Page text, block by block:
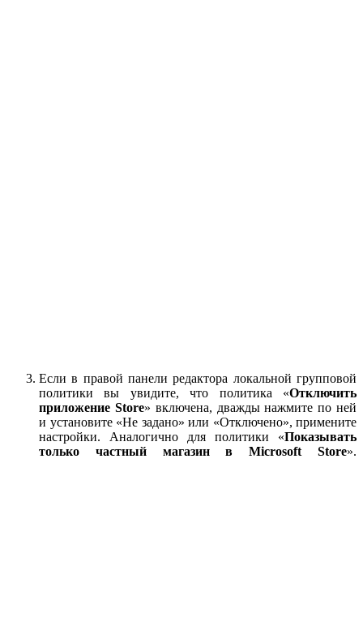
Если в правой панели редактора локальной групповой
политики вы увидите, что политика «Отключить
приложение Store» включена, дважды нажмите по ней
и установите «Не задано» или «Отключено», примените
настройки. Аналогично для политики «Показывать
только частный магазин в Microsoft Store».